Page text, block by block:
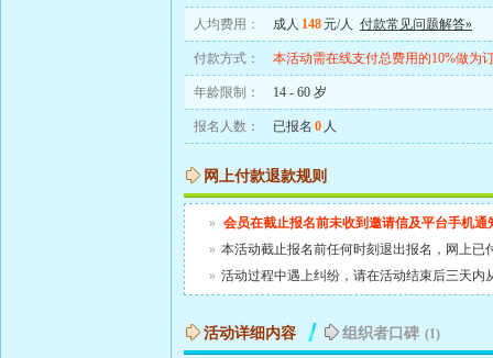
人均费用： 成人 148元/人 付款常见问题解答»
付款方式： 本活动需在线支付总费用的10%做为
年龄限制： 14 - 60 岁
报名人数： 已报名 0 人
网上付款退款规则
» 会员在截止报名前未收到邀请信及平台手机
» 本活动截止报名前任何时刻退出报名，网上已
» 活动过程中遇上纠纷，请在活动结束后三天
活动详细内容 组织者口碑 (1)